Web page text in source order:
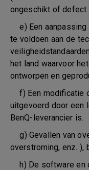
ongeschikt of defect
e) Een aanpassing
te voldoen aan de
het land waarvoor
ontworpen en
f) Een modificatie
uitgevoerd door een
BenQ-leverancier is.
g) Gevallen van
overstroming, enz. ),
h) De software en